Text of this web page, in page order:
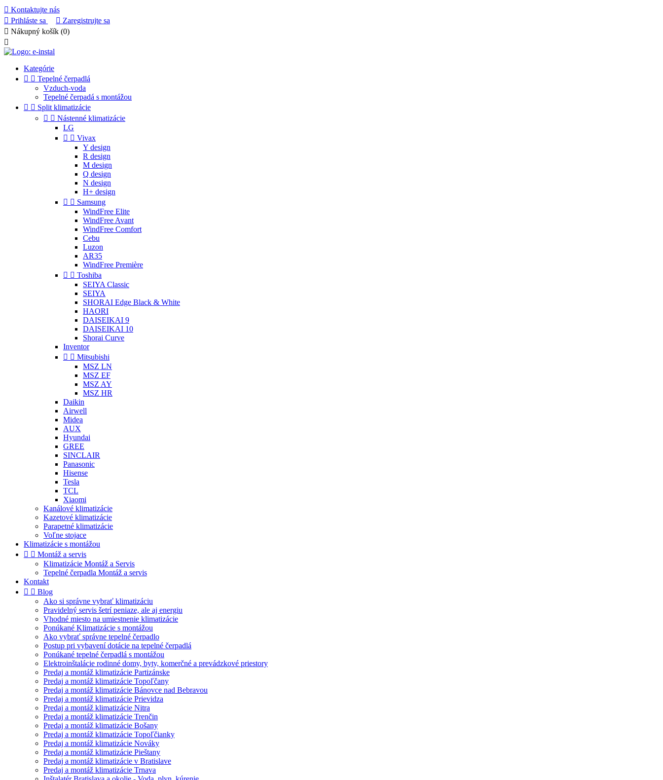
 Kontaktujte nás
 Prihláste sa  Zaregistrujte sa
 Nákupný košík (0)

Kategórie
  Tepelné čerpadlá
Vzduch-voda
Tepelné čerpadá s montážou
  Split klimatizácie
  Nástenné klimatizácie
LG
  Vivax
Y design
R design
M design
Q design
N design
H+ design
  Samsung
WindFree Elite
WindFree Avant
WindFree Comfort
Cebu
Luzon
AR35
WindFree Première
  Toshiba
SEIYA Classic
SEIYA
SHORAI Edge Black & White
HAORI
DAISEIKAI 9
DAISEIKAI 10
Shorai Curve
Inventor
  Mitsubishi
MSZ LN
MSZ EF
MSZ AY
MSZ HR
Daikin
Airwell
Midea
AUX
Hyundai
GREE
SINCLAIR
Panasonic
Hisense
Tesla
TCL
Xiaomi
Kanálové klimatizácie
Kazetové klimatizácie
Parapetné klimatizácie
Voľne stojace
Klimatizácie s montážou
  Montáž a servis
Klimatizácie Montáž a Servis
Tepelné čerpadla Montáž a servis
Kontakt
  Blog
Ako si správne vybrať klimatizáciu
Pravidelný servis šetrí peniaze, ale aj energiu
Vhodné miesto na umiestnenie klimatizácie
Ponúkané Klimatizácie s montážou
Ako vybrať správne tepelné čerpadlo
Postup pri vybavení dotácie na tepelné čerpadlá
Ponúkané tepelné čerpadlá s montážou
Elektroinštalácie rodinné domy, byty, komerčné a prevádzkové priestory
Predaj a montáž klimatizácie Partizánske
Predaj a montáž klimatizácie Topoľčany
Predaj a montáž klimatizácie Bánovce nad Bebravou
Predaj a montáž klimatizácie Prievidza
Predaj a montáž klimatizácie Nitra
Predaj a montáž klimatizácie Trenčin
Predaj a montáž klimatizácie Bošany
Predaj a montáž klimatizácie Topoľčianky
Predaj a montáž klimatizácie Nováky
Predaj a montáž klimatizácie Pieštany
Predaj a montáž klimatizácie v Bratislave
Predaj a montáž klimatizácie Trnava